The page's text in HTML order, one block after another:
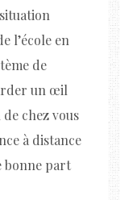
l’école en
de
un œil
chez vous
à distance
bonne part